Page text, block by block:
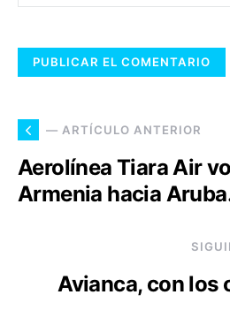
— ARTÍCULO ANTERIOR
Aerolínea Tiara Air
Armenia hacia
Avianca, con los